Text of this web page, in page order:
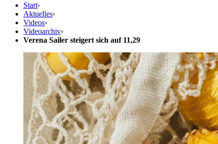
Start›
Aktuelles›
Videos›
Videoarchiv›
Verena Sailer steigert sich auf 11,29